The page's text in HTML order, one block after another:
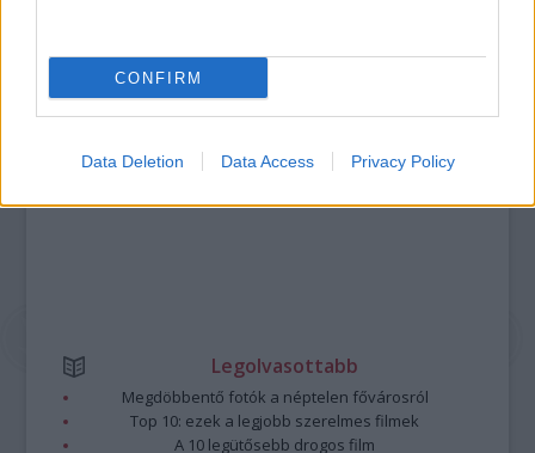
CONFIRM
Data Deletion Data Access Privacy Policy
Kommentek:
A hozzászólások avonatkozó jogszabályok
Részletek a
Felhasználási feltételekben és az adatvédelmi tájékoztatóban.
Legolvasottabb
Megdöbbentő fotók a néptelen fővárosról
Top 10: ezek a legjobb szerelmes filmek
A 10 legütősebb drogos film